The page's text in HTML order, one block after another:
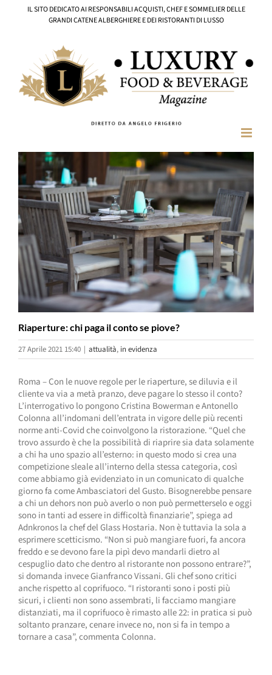
IL SITO DEDICATO AI RESPONSABILI ACQUISTI, CHEF E SOMMELIER DELLE
GRANDI CATENE ALBERGHIERE E DEI RISTORANTI DI LUSSO
Ingrandisci
immagine
Riaperture: chi paga il conto se piove?
27 Aprile 2021 15:40 | attualità, in evidenza
Roma – Con le nuove regole per le riaperture, se diluvia e il
cliente va via a metà pranzo, deve pagare lo stesso il conto?
L’interrogativo lo pongono Cristina Bowerman e Antonello
Colonna all’indomani dell’entrata in vigore delle più recenti
norme anti-Covid che coinvolgono la ristorazione. “Quel che
trovo assurdo è che la possibilità di riaprire sia data solamente
a chi ha uno spazio all’esterno: in questo modo si crea una
competizione sleale all’interno della stessa categoria, così
come abbiamo già evidenziato in un comunicato di qualche
giorno fa come Ambasciatori del Gusto. Bisognerebbe pensare
a chi un dehors non può averlo o non può permetterselo e oggi
sono in tanti ad essere in difficoltà finanziarie”, spiega ad
Adnkronos la chef del Glass Hostaria. Non è tuttavia la sola a
esprimere scetticismo. “Non si può mangiare fuori, fa ancora
freddo e se devono fare la pipì devo mandarli dietro al
cespuglio dato che dentro al ristorante non possono entrare?”,
si domanda invece Gianfranco Vissani. Gli chef sono critici
anche rispetto al coprifuoco. “I ristoranti sono i posti più
sicuri, i clienti non sono assembrati, li facciamo mangiare
distanziati, ma il coprifuoco è rimasto alle 22: in pratica si può
soltanto pranzare, cenare invece no, non si fa in tempo a
tornare a casa”, commenta Colonna.